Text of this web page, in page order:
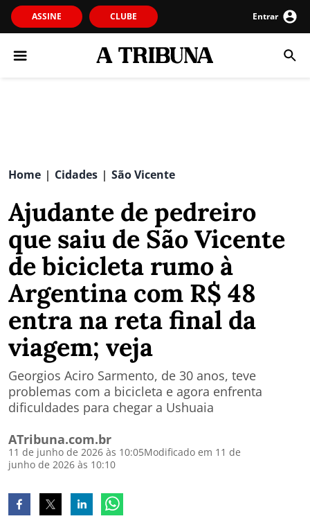
ASSINE CLUBE Entrar
Home | Cidades | São Vicente
Ajudante de pedreiro
que saiu de São Vicente
de bicicleta rumo à
Argentina com R$ 48
entra na reta final da
viagem; veja
Georgios Aciro Sarmento, de 30 anos, teve
problemas com a bicicleta e agora enfrenta
dificuldades para chegar a Ushuaia
ATribuna.com.br
11 de junho de 2026 às 10:05Modificado em 11 de
junho de 2026 às 10:10